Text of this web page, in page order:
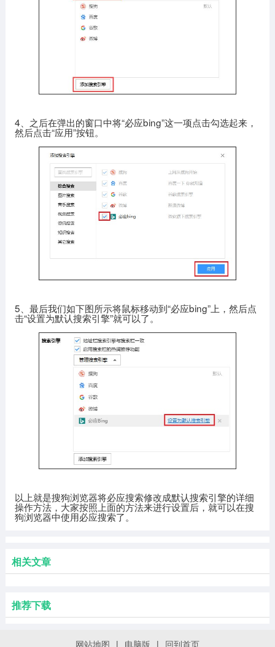
4、之后在弹出的窗口中将“必应bing”这一项点击勾选起来，
然后点击“应用”按钮。
5、最后我们如下图所示将鼠标移动到“必应bing”上，然后点
击“设置为默认搜索引擎”就可以了。
以上就是搜狗浏览器将必应搜索修改成默认搜索引擎的详细
操作方法，大家按照上面的方法来进行设置后，就可以在搜
狗浏览器中使用必应搜索了。
相关文章
推荐下载
网站地图 | 电脑版 | 回到首页